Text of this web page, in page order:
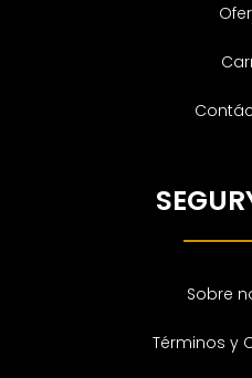
Sobre
Términos y